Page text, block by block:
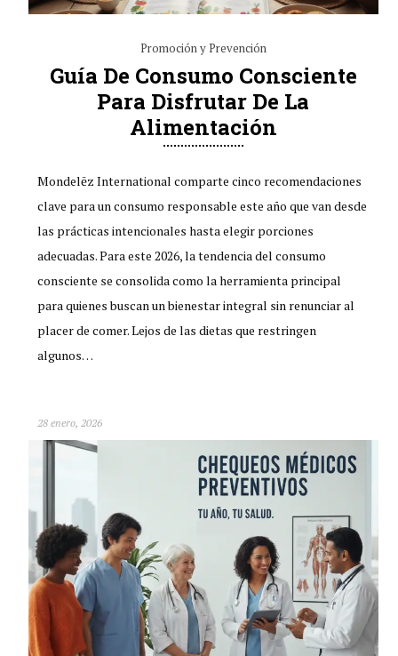
Promoción y Prevención
Guía De Consumo Consciente
Para Disfrutar De La
Alimentación
Mondelēz International comparte cinco recomendaciones
clave para un consumo responsable este año que van desde
las prácticas intencionales hasta elegir porciones
adecuadas. Para este 2026, la tendencia del consumo
consciente se consolida como la herramienta principal
para quienes buscan un bienestar integral sin renunciar al
placer de comer. Lejos de las dietas que restringen
algunos…
28 enero, 2026